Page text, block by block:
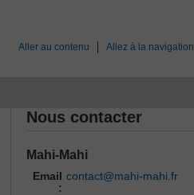
Aller au contenu Allez à la navigation
Nous contacter
Mahi-Mahi
Email
:
contact@mahi-mahi.fr